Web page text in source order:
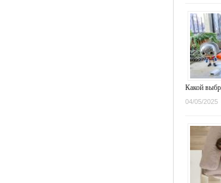
Какой
04/05/2025